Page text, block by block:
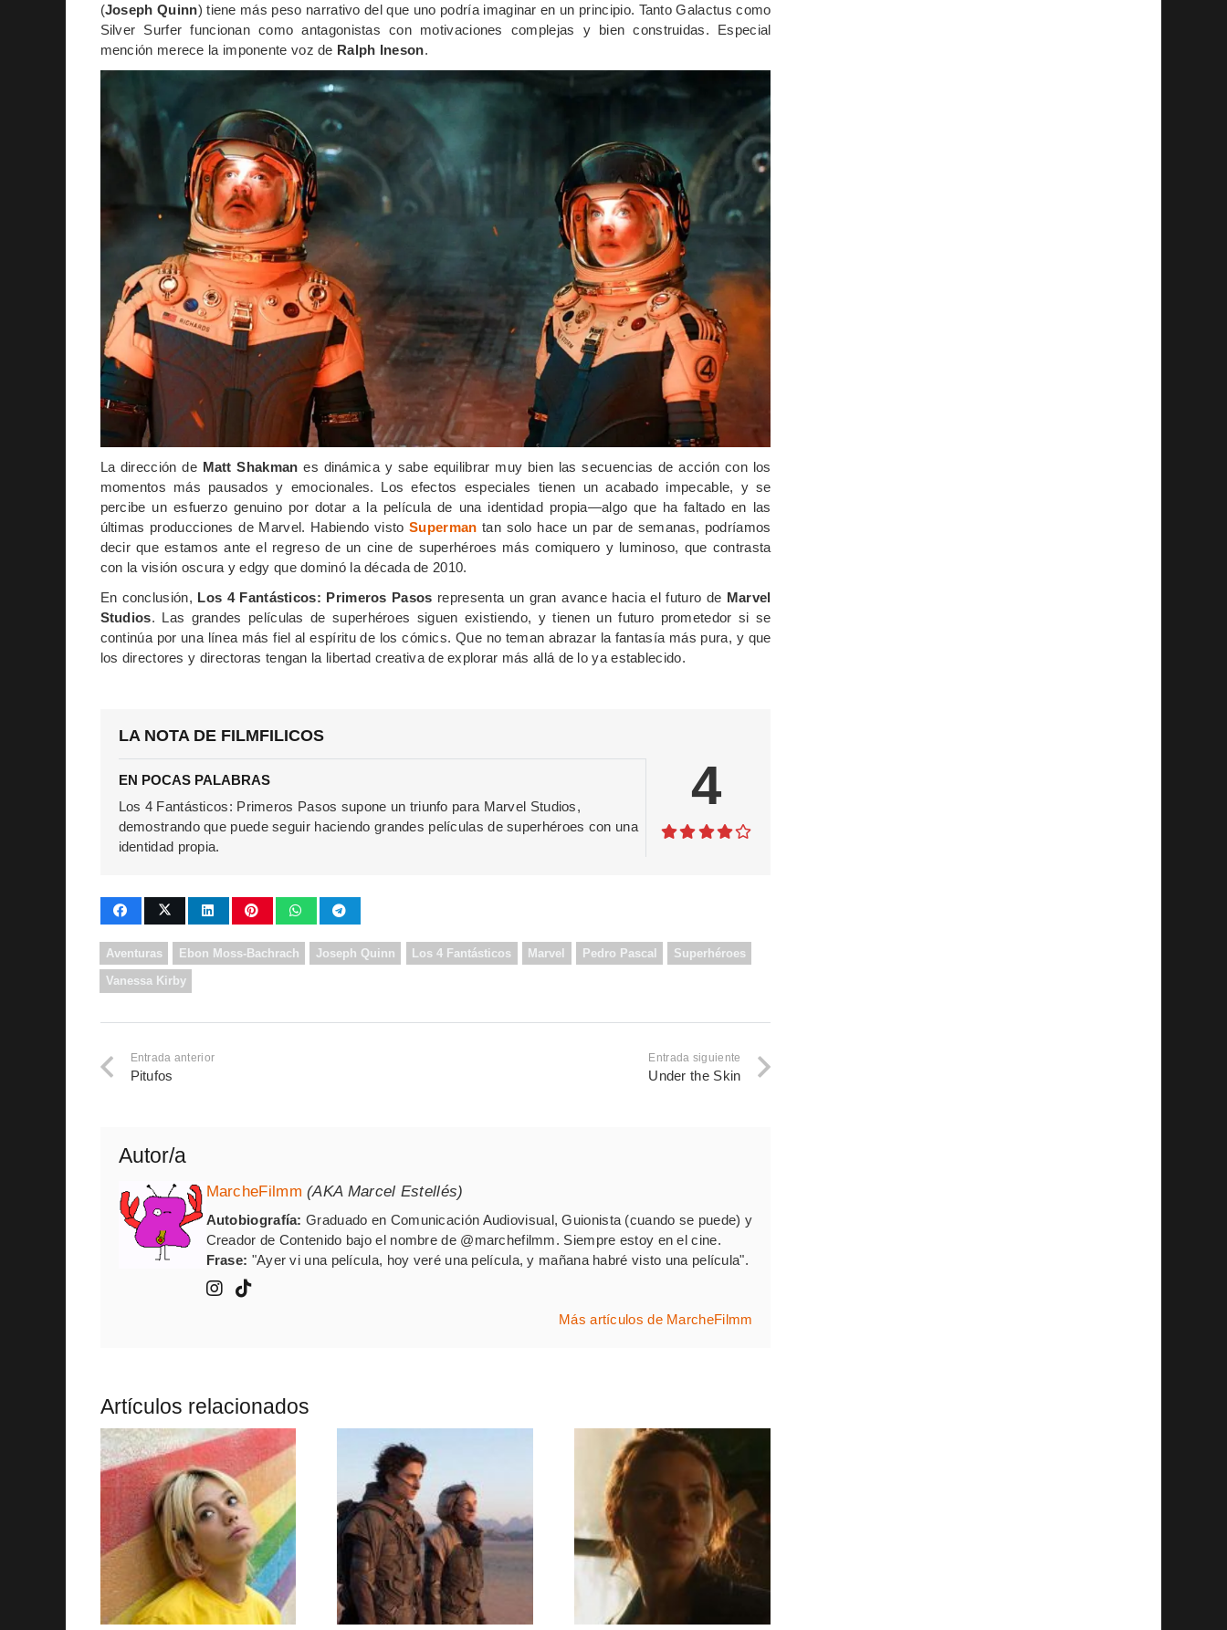
(Joseph Quinn) tiene más peso narrativo del que uno podría imaginar en un principio. Tanto Galactus como
Silver Surfer funcionan como antagonistas con motivaciones complejas y bien construidas. Especial
mención merece la imponente voz de Ralph Ineson.
La dirección de Matt Shakman es dinámica y sabe equilibrar muy bien las secuencias de acción con los
momentos más pausados y emocionales. Los efectos especiales tienen un acabado impecable, y se
percibe un esfuerzo genuino por dotar a la película de una identidad propia—algo que ha faltado en las
últimas producciones de Marvel. Habiendo vistoSuperman tan solo hace un par de semanas, podríamos
decir que estamos ante el regreso de un cine de superhéroes más comiquero y luminoso, que contrasta
con la visión oscura y edgy que dominó la década de 2010.
En conclusión, Los 4 Fantásticos: Primeros Pasos representa un gran avance hacia el futuro de Marvel
Studios. Las grandes películas de superhéroes siguen existiendo, y tienen un futuro prometedor si se
continúa por una línea más fiel al espíritu de los cómics. Que no teman abrazar la fantasía más pura, y que
los directores y directoras tengan la libertad creativa de explorar más allá de lo ya establecido.
LA NOTA DE FILMFILICOS
EN POCAS PALABRAS
Los 4 Fantásticos: Primeros Pasos supone un triunfo para Marvel Studios,
demostrando que puede seguir haciendo grandes películas de superhéroes con una
identidad propia.
4
Aventuras Ebon Moss-Bachrach Joseph Quinn Los 4 Fantásticos Marvel Pedro Pascal Superhéroes
Vanessa Kirby
Entrada anterior
Pitufos
Entrada siguiente
Under the Skin
Autor/a
MarcheFilmm (AKA Marcel Estellés)
Autobiografía: Graduado en Comunicación Audiovisual, Guionista (cuando se puede) y
Creador de Contenido bajo el nombre de @marchefilmm. Siempre estoy en el cine.
Frase: "Ayer vi una película, hoy veré una película, y mañana habré visto una película".
Más artículos de MarcheFilmm
Artículos relacionados